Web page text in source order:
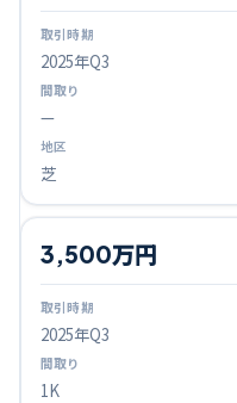
2025年Q3
—
芝
2025年Q3
3,500万円
1K